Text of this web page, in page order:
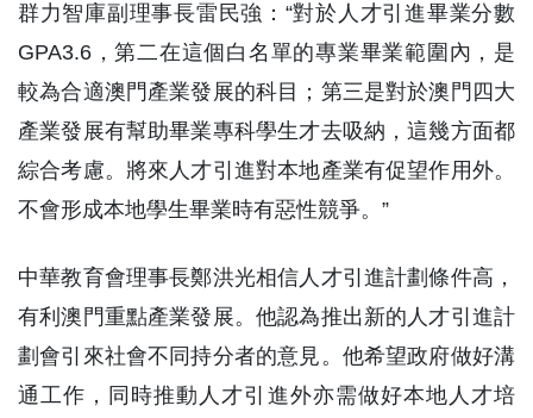
群力智庫副理事長雷民強：“對於人才引進畢業分數
GPA3.6，第二在這個白名單的專業畢業範圍內，是
較為合適澳門產業發展的科目；第三是對於澳門四大
產業發展有幫助畢業專科學生才去吸納，這幾方面都
綜合考慮。將來人才引進對本地產業有促望作用外。
不會形成本地學生畢業時有惡性競爭。”
中華教育會理事長鄭洪光相信人才引進計劃條件高，
有利澳門重點產業發展。他認為推出新的人才引進計
劃會引來社會不同持分者的意見。他希望政府做好溝
通工作，同時推動人才引進外亦需做好本地人才培